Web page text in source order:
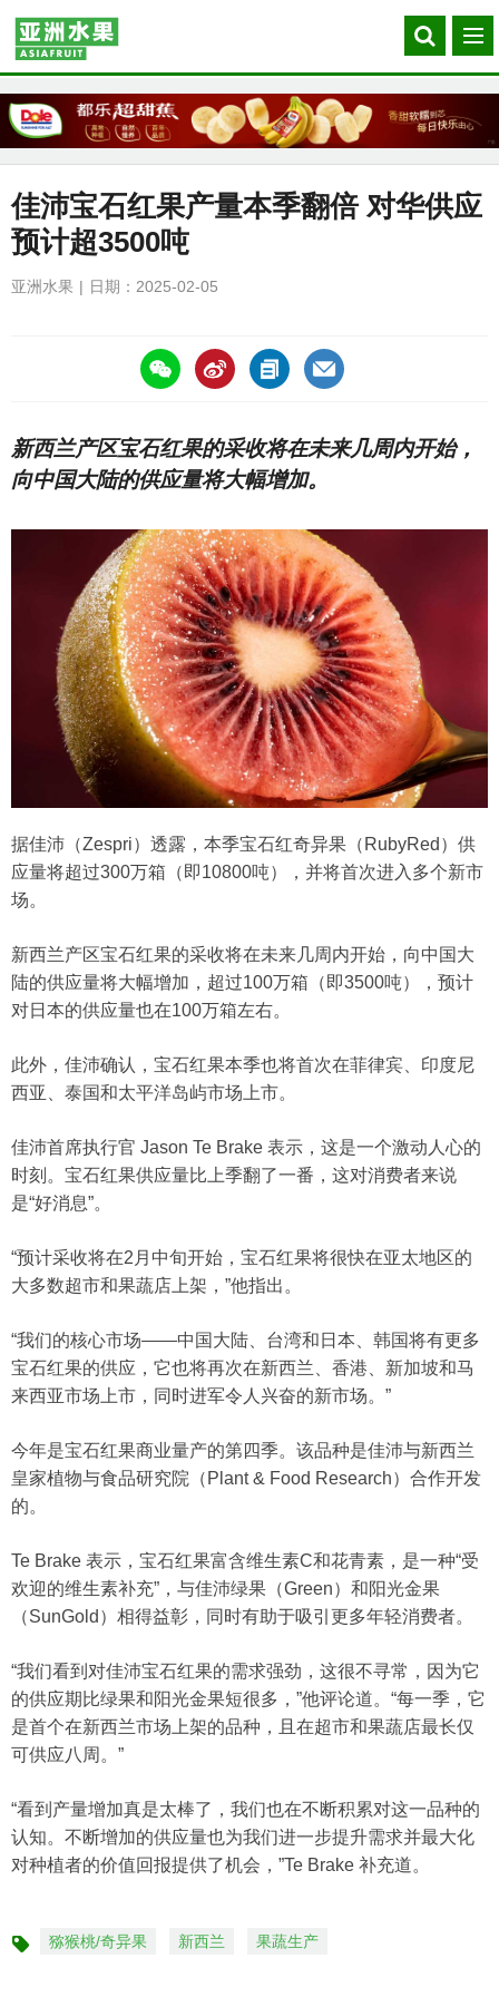
Search
our
菜
单
佳沛宝石红果产量本季翻倍 对华供应
预计超3500吨
亚洲水果 日期：2025-02-05
https://asiafruitchina.net/29299.html
新西兰产区宝石红果的采收将在未来几周内开始，
向中国大陆的供应量将大幅增加。
据佳沛（Zespri）透露，本季宝石红奇异果（RubyRed）供
应量将超过300万箱（即10800吨），并将首次进入多个新市
场。
新西兰产区宝石红果的采收将在未来几周内开始，向中国大
陆的供应量将大幅增加，超过100万箱（即3500吨），预计
对日本的供应量也在100万箱左右。
此外，佳沛确认，宝石红果本季也将首次在菲律宾、印度尼
西亚、泰国和太平洋岛屿市场上市。
佳沛首席执行官 Jason Te Brake 表示，这是一个激动人心的
时刻。宝石红果供应量比上季翻了一番，这对消费者来说
是“好消息”。
“预计采收将在2月中旬开始，宝石红果将很快在亚太地区的
大多数超市和果蔬店上架，”他指出。
“我们的核心市场——中国大陆、台湾和日本、韩国将有更多
宝石红果的供应，它也将再次在新西兰、香港、新加坡和马
来西亚市场上市，同时进军令人兴奋的新市场。”
今年是宝石红果商业量产的第四季。该品种是佳沛与新西兰
皇家植物与食品研究院（Plant & Food Research）合作开发
的。
Te Brake 表示，宝石红果富含维生素C和花青素，是一种“受
欢迎的维生素补充”，与佳沛绿果（Green）和阳光金果
（SunGold）相得益彰，同时有助于吸引更多年轻消费者。
“我们看到对佳沛宝石红果的需求强劲，这很不寻常，因为它
的供应期比绿果和阳光金果短很多，”他评论道。“每一季，它
是首个在新西兰市场上架的品种，且在超市和果蔬店最长仅
可供应八周。”
“看到产量增加真是太棒了，我们也在不断积累对这一品种的
认知。不断增加的供应量也为我们进一步提升需求并最大化
对种植者的价值回报提供了机会，”Te Brake 补充道。
标 猕猴桃/奇异果 新西兰 果蔬生产